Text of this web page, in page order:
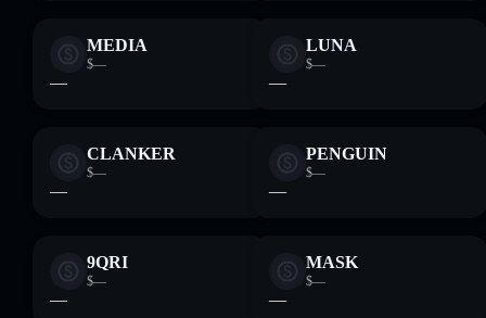
MEDIA
$—
—
LUNA
$—
—
CLANKER
$—
—
PENGUIN
$—
—
9QRI
$—
—
MASK
$—
—